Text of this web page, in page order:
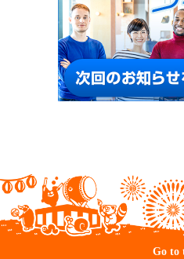
Go to